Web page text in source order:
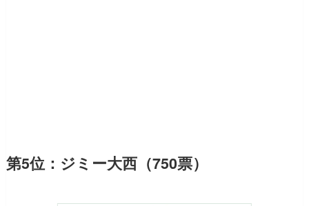
第5位：ジミー大西（750票）